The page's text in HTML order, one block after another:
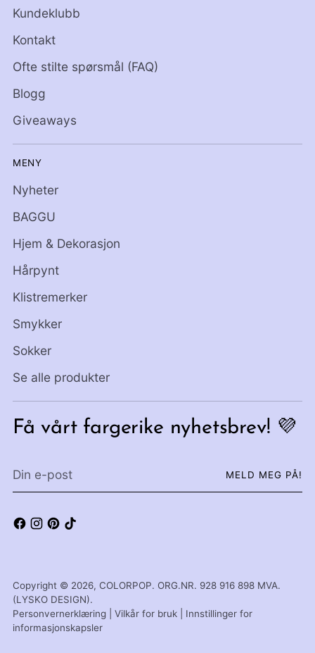
Kundeklubb
Kontakt
Ofte stilte spørsmål (FAQ)
Blogg
Giveaways
MENY
Nyheter
BAGGU
Hjem & Dekorasjon
Hårpynt
Klistremerker
Smykker
Sokker
Se alle produkter
Få vårt fargerike nyhetsbrev! 💜
e-
MELD MEG PÅ!
Copyright © 2026, COLORPOP. ORG.NR. 928 916 898 MVA.
(LYSKO DESIGN).
Personvernerklæring
Vilkår for bruk
Innstillinger for
informasjonskapsler